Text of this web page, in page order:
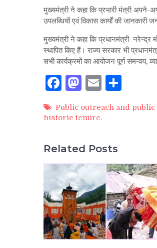
मुख्यमंत्री ने कहा कि प्रभारी मंत्री अपने-
उपलब्धियों एवं विकास कार्यों की जानकारी
मुख्यमंत्री ने कहा कि प्रधानमंत्री नरेन्द्र
स्थापित किए हैं। राज्य सरकार भी
सभी कार्यक्रमों का आयोजन पूर्ण समन्वय,
Facebook
Mastodon
Email
Public outreach and
historic tenure.
Related Posts